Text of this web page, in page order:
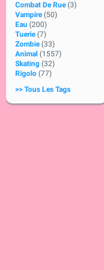
Combat De Rue (3)
Vampire (50)
Eau (200)
Tuerie (7)
Zombie (33)
Animal (1557)
Skating (32)
Rigolo (77)
>> Tous Les Tags